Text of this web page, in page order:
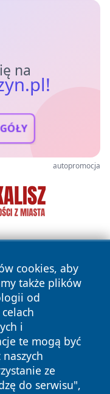
na
autopromocja
cookies, aby
także plików
od
i
te mogą być
ze
do serwisu",
prawa
Polityka
Cookies